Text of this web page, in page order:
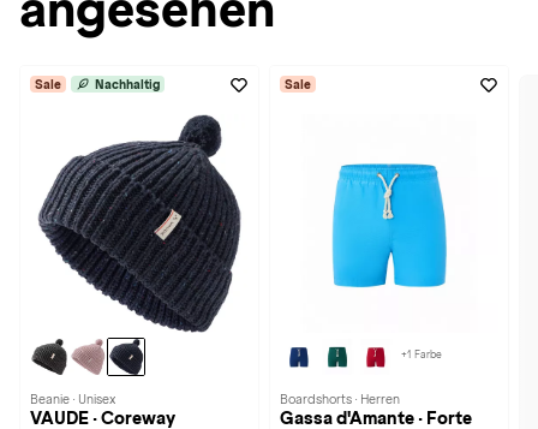
Sale Nachhaltig
Beanie · Unisex
VAUDE · Coreway
Sale
+1 Farbe
Boardshorts · Herren
Gassa d'Amante · Forte